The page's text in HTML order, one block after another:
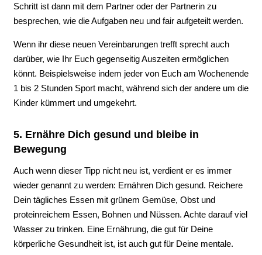
Schritt ist dann mit dem Partner oder der Partnerin zu
besprechen, wie die Aufgaben neu und fair aufgeteilt werden.
Wenn ihr diese neuen Vereinbarungen trefft sprecht auch
darüber, wie Ihr Euch gegenseitig Auszeiten ermöglichen
könnt. Beispielsweise indem jeder von Euch am Wochenende
1 bis 2 Stunden Sport macht, während sich der andere um die
Kinder kümmert und umgekehrt.
5. Ernähre Dich gesund und bleibe in
Bewegung
Auch wenn dieser Tipp nicht neu ist, verdient er es immer
wieder genannt zu werden: Ernähren Dich gesund. Reichere
Dein tägliches Essen mit grünem Gemüse, Obst und
proteinreichem Essen, Bohnen und Nüssen. Achte darauf viel
Wasser zu trinken. Eine Ernährung, die gut für Deine
körperliche Gesundheit ist, ist auch gut für Deine mentale.